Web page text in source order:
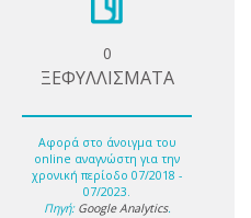
0
ΞΕΦΥΛΛΙΣΜΑΤΑ
Αφορά στο άνοιγμα του
online αναγνώστη για την
χρονική περίοδο 07/2018 -
07/2023.
Πηγή: Google Analytics.